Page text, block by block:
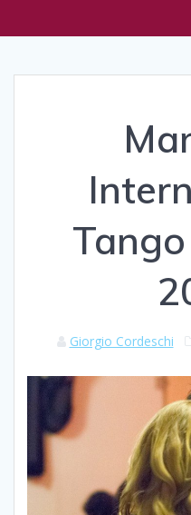
Giorgio Cordeschi